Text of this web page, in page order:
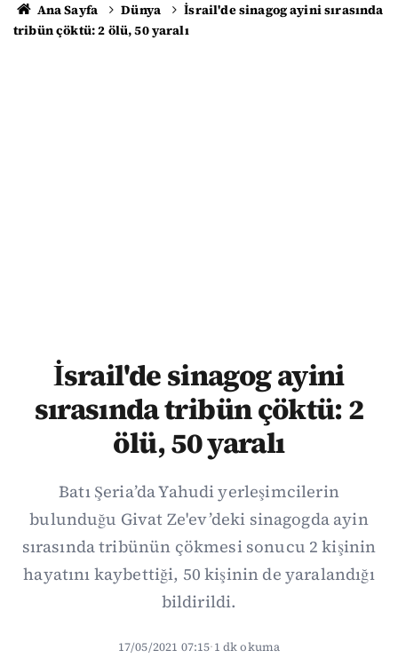
Ana Sayfa Dünya
İsrail'de sinagog ayini sırasında
tribün çöktü: 2 ölü, 50 yaralı
İsrail'de sinagog ayini
sırasında tribün çöktü: 2
ölü, 50 yaralı
Batı Şeria’da Yahudi yerleşimcilerin
bulunduğu Givat Ze'ev’deki sinagogda ayin
sırasında tribünün çökmesi sonucu 2 kişinin
hayatını kaybettiği, 50 kişinin de yaralandığı
bildirildi.
17/05/2021 07:15·1 dk okuma